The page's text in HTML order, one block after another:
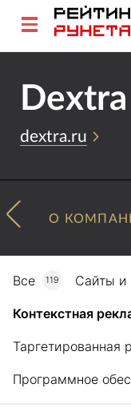
Dextra
dextra.ru
О
Все 119 Сайты и
Контекстная
Таргетированная
Программное